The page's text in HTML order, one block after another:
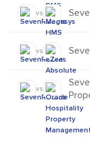
vs
vs
vs